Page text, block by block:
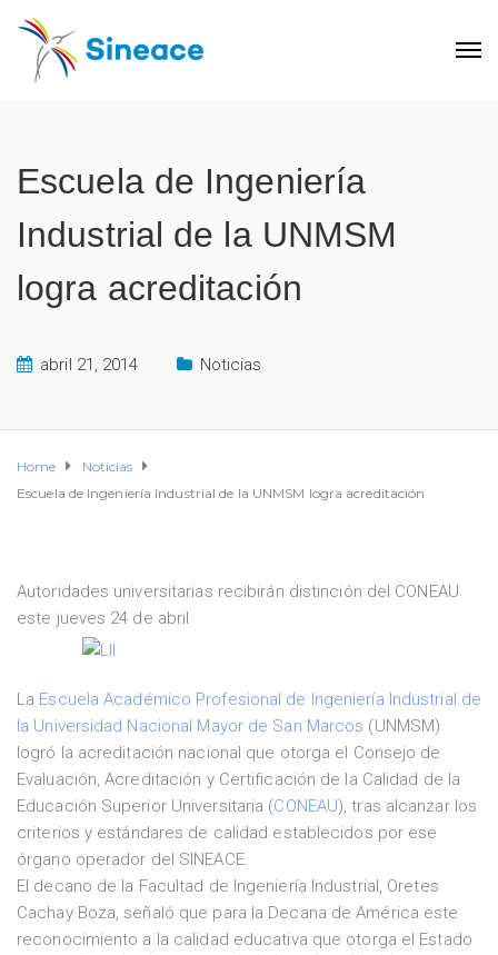
Escuela de Ingeniería
Industrial de la UNMSM
logra acreditación
abril 21, 2014 Noticias
Home
Noticias
Escuela de Ingeniería Industrial de la UNMSM logra acreditación
Autoridades universitarias recibirán distinción del CONEAU
este jueves 24 de abril
La Escuela Académico Profesional de Ingeniería Industrial de
la Universidad Nacional Mayor de San Marcos (UNMSM)
logró la acreditación nacional que otorga el Consejo de
Evaluación, Acreditación y Certificación de la Calidad de la
Educación Superior Universitaria (CONEAU), tras alcanzar los
criterios y estándares de calidad establecidos por ese
órgano operador del SINEACE.
El decano de la Facultad de Ingeniería Industrial, Oretes
Cachay Boza, señaló que para la Decana de América este
reconocimiento a la calidad educativa que otorga el Estado